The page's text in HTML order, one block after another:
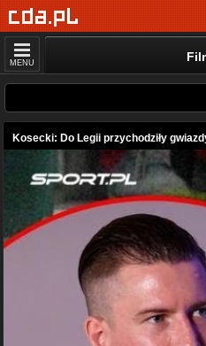
MENU
Kosecki: Do Legii przychodziły